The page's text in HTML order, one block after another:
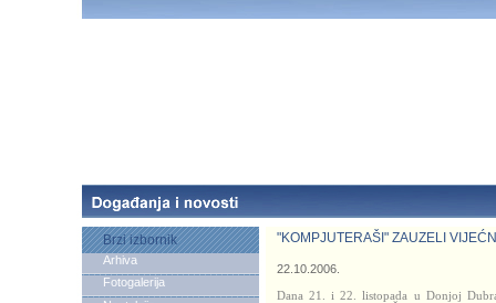
Brzi izbornik
Arhiva
Fotogalerija
"KOMPJUTERAŠI" ZAUZELI
22.10.2006.
Dana 21. i 22. listopada u Donjoj